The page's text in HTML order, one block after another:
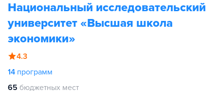
Национальный исследовательский
университет «Высшая школа
экономики»
4.3
14 программ
65 бюджетных мест